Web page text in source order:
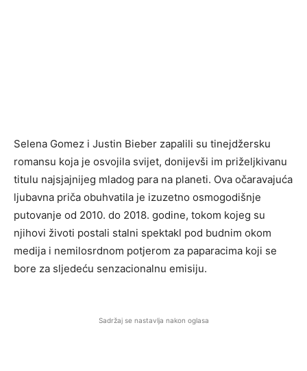
Selena Gomez i Justin Bieber zapalili su tinejdžersku
romansu koja je osvojila svijet, donijevši im priželjkivanu
titulu najsjajnijeg mladog para na planeti. Ova očaravajuća
ljubavna priča obuhvatila je izuzetno osmogodišnje
putovanje od 2010. do 2018. godine, tokom kojeg su
njihovi životi postali stalni spektakl pod budnim okom
medija i nemilosrdnom potjerom za paparacima koji se
bore za sljedeću senzacionalnu emisiju.
Sadržaj se nastavlja nakon oglasa